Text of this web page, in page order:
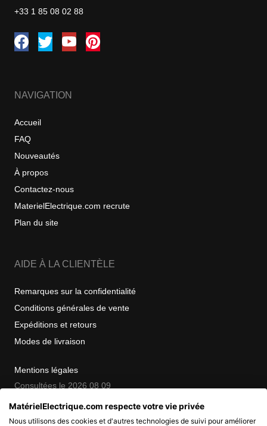
+33 1 85 08 02 88
NAVIGATION
Accueil
FAQ
Nouveautés
À propos
Contactez-nous
MaterielElectrique.com recrute
Plan du site
AIDE À LA CLIENTÈLE
Remarques sur la confidentialité
Conditions générales de vente
Expéditions et retours
Modes de livraison
Mentions légales
Consultées le 2026 08 09
MatérielElectrique.com respecte votre vie privée
Nous utilisons des cookies et d'autres technologies de suivi pour améliorer